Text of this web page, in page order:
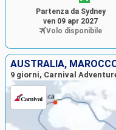
Partenza da Sydney
ven 09 apr 2027
Volo disponibile
AUSTRALIA,
9 giorni, Carnival